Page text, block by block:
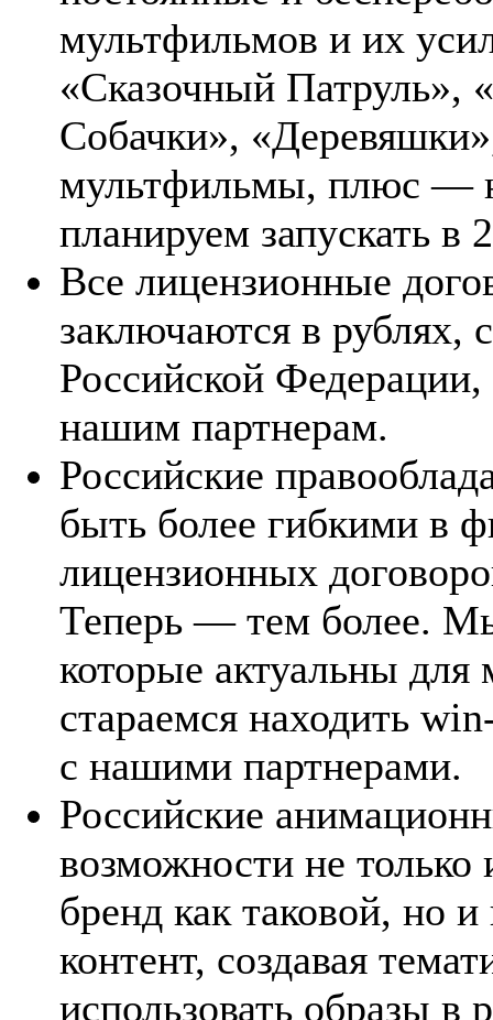
мультфильмов и их
«Сказочный Патруль»,
Собачки»,
мультфильмы, плюс —
планируем запускать в
Все лицензионные
заключаются в рублях,
Российской Федерации,
нашим партнерам.
Российские
быть более гибкими в
лицензионных
Теперь — тем более. Мы
которые актуальны
стараемся находить
с нашими партнерами.
Российские
возможности не только
бренд как таковой, но
контент, создавая
использовать образы в